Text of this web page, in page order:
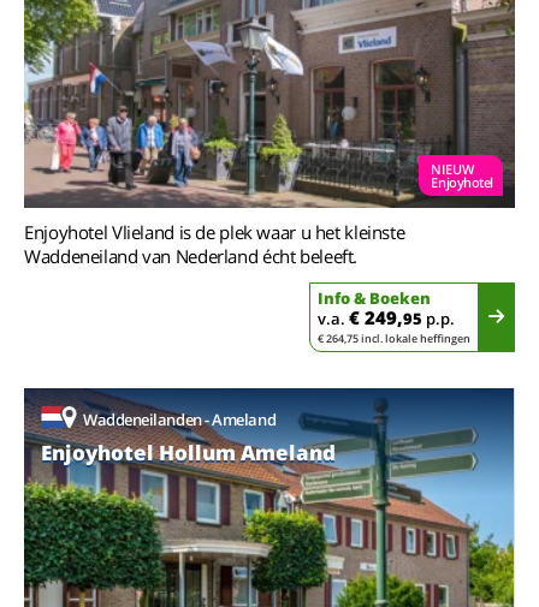
NIEUW
Enjoyhotel
Enjoyhotel Vlieland is de plek waar u het kleinste
Waddeneiland van Nederland écht beleeft.
Info & Boeken
v.a. € 249,95 p.p.
€ 264,75 incl. lokale heffingen
Waddeneilanden - Ameland
Enjoyhotel Hollum Ameland